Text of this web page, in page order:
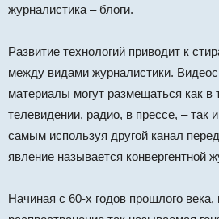
журналистика – блоги.
Развитие технологий приводит к
между видами журналистики.
материалы могут размещаться как
телевидении, радио, в прессе, – так
самым используя другой канал
явление называется конвергентной
Начиная с 60-х годов прошлого века,